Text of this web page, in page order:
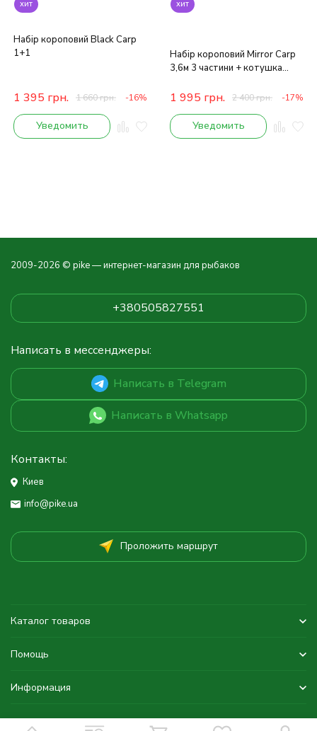
хит
Набір короповий Black Carp
1+1
1 395 грн. 1 660грн. -16%
Уведомить
хит
Набір короповий Mirror Carp
3,6м 3 частини + котушка
1 995 грн. 2 400грн. -17%
Уведомить
2009-2026 © pike — интернет-магазин для рыбаков
+380505827551
Написать в мессенджеры:
Написать в Telegram
Написать в Whatsapp
Контакты:
Киев
info@pike.ua
Проложить маршрут
Каталог товаров
Помощь
Информация